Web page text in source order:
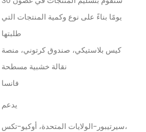
يومًا بناءً على نوع وكمية المنتجات التي
طلبتها
كيس بلاستيكي، صندوق كرتوني، منصة
نقالة خشبية مسطحة
فانسا
يدعم
سيرتيبور-الولايات المتحدة، أوكيو-تكس،